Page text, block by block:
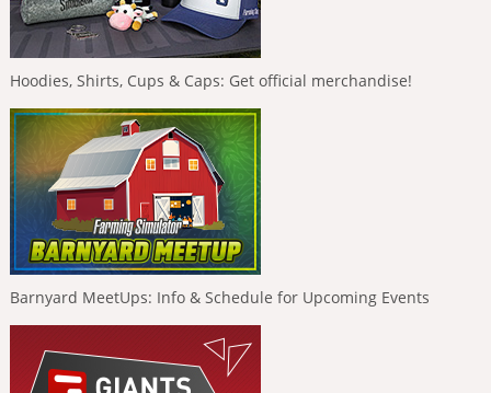
Hoodies, Shirts, Cups & Caps: Get official merchandise!
Barnyard MeetUps: Info & Schedule for Upcoming Events